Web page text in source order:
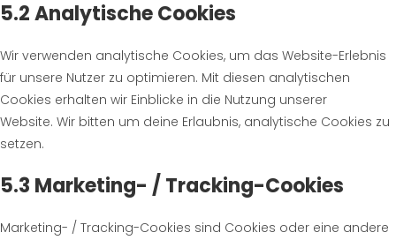
5.2 Analytische Cookies
Wir verwenden analytische Cookies, um das Website-Erlebnis
für unsere Nutzer zu optimieren. Mit diesen analytischen
Cookies erhalten wir Einblicke in die Nutzung unserer
Website. Wir bitten um deine Erlaubnis, analytische Cookies zu
setzen.
5.3 Marketing- / Tracking-Cookies
Marketing- / Tracking-Cookies sind Cookies oder eine andere